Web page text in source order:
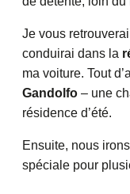
Je vous
conduirai dans la
ma voiture. Tout
Gandolfo – une
résidence d’été.
Ensuite, nous
spéciale pour